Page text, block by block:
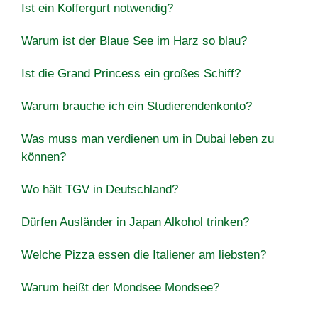
Ist ein Koffergurt notwendig?
Warum ist der Blaue See im Harz so blau?
Ist die Grand Princess ein großes Schiff?
Warum brauche ich ein Studierendenkonto?
Was muss man verdienen um in Dubai leben zu
können?
Wo hält TGV in Deutschland?
Dürfen Ausländer in Japan Alkohol trinken?
Welche Pizza essen die Italiener am liebsten?
Warum heißt der Mondsee Mondsee?